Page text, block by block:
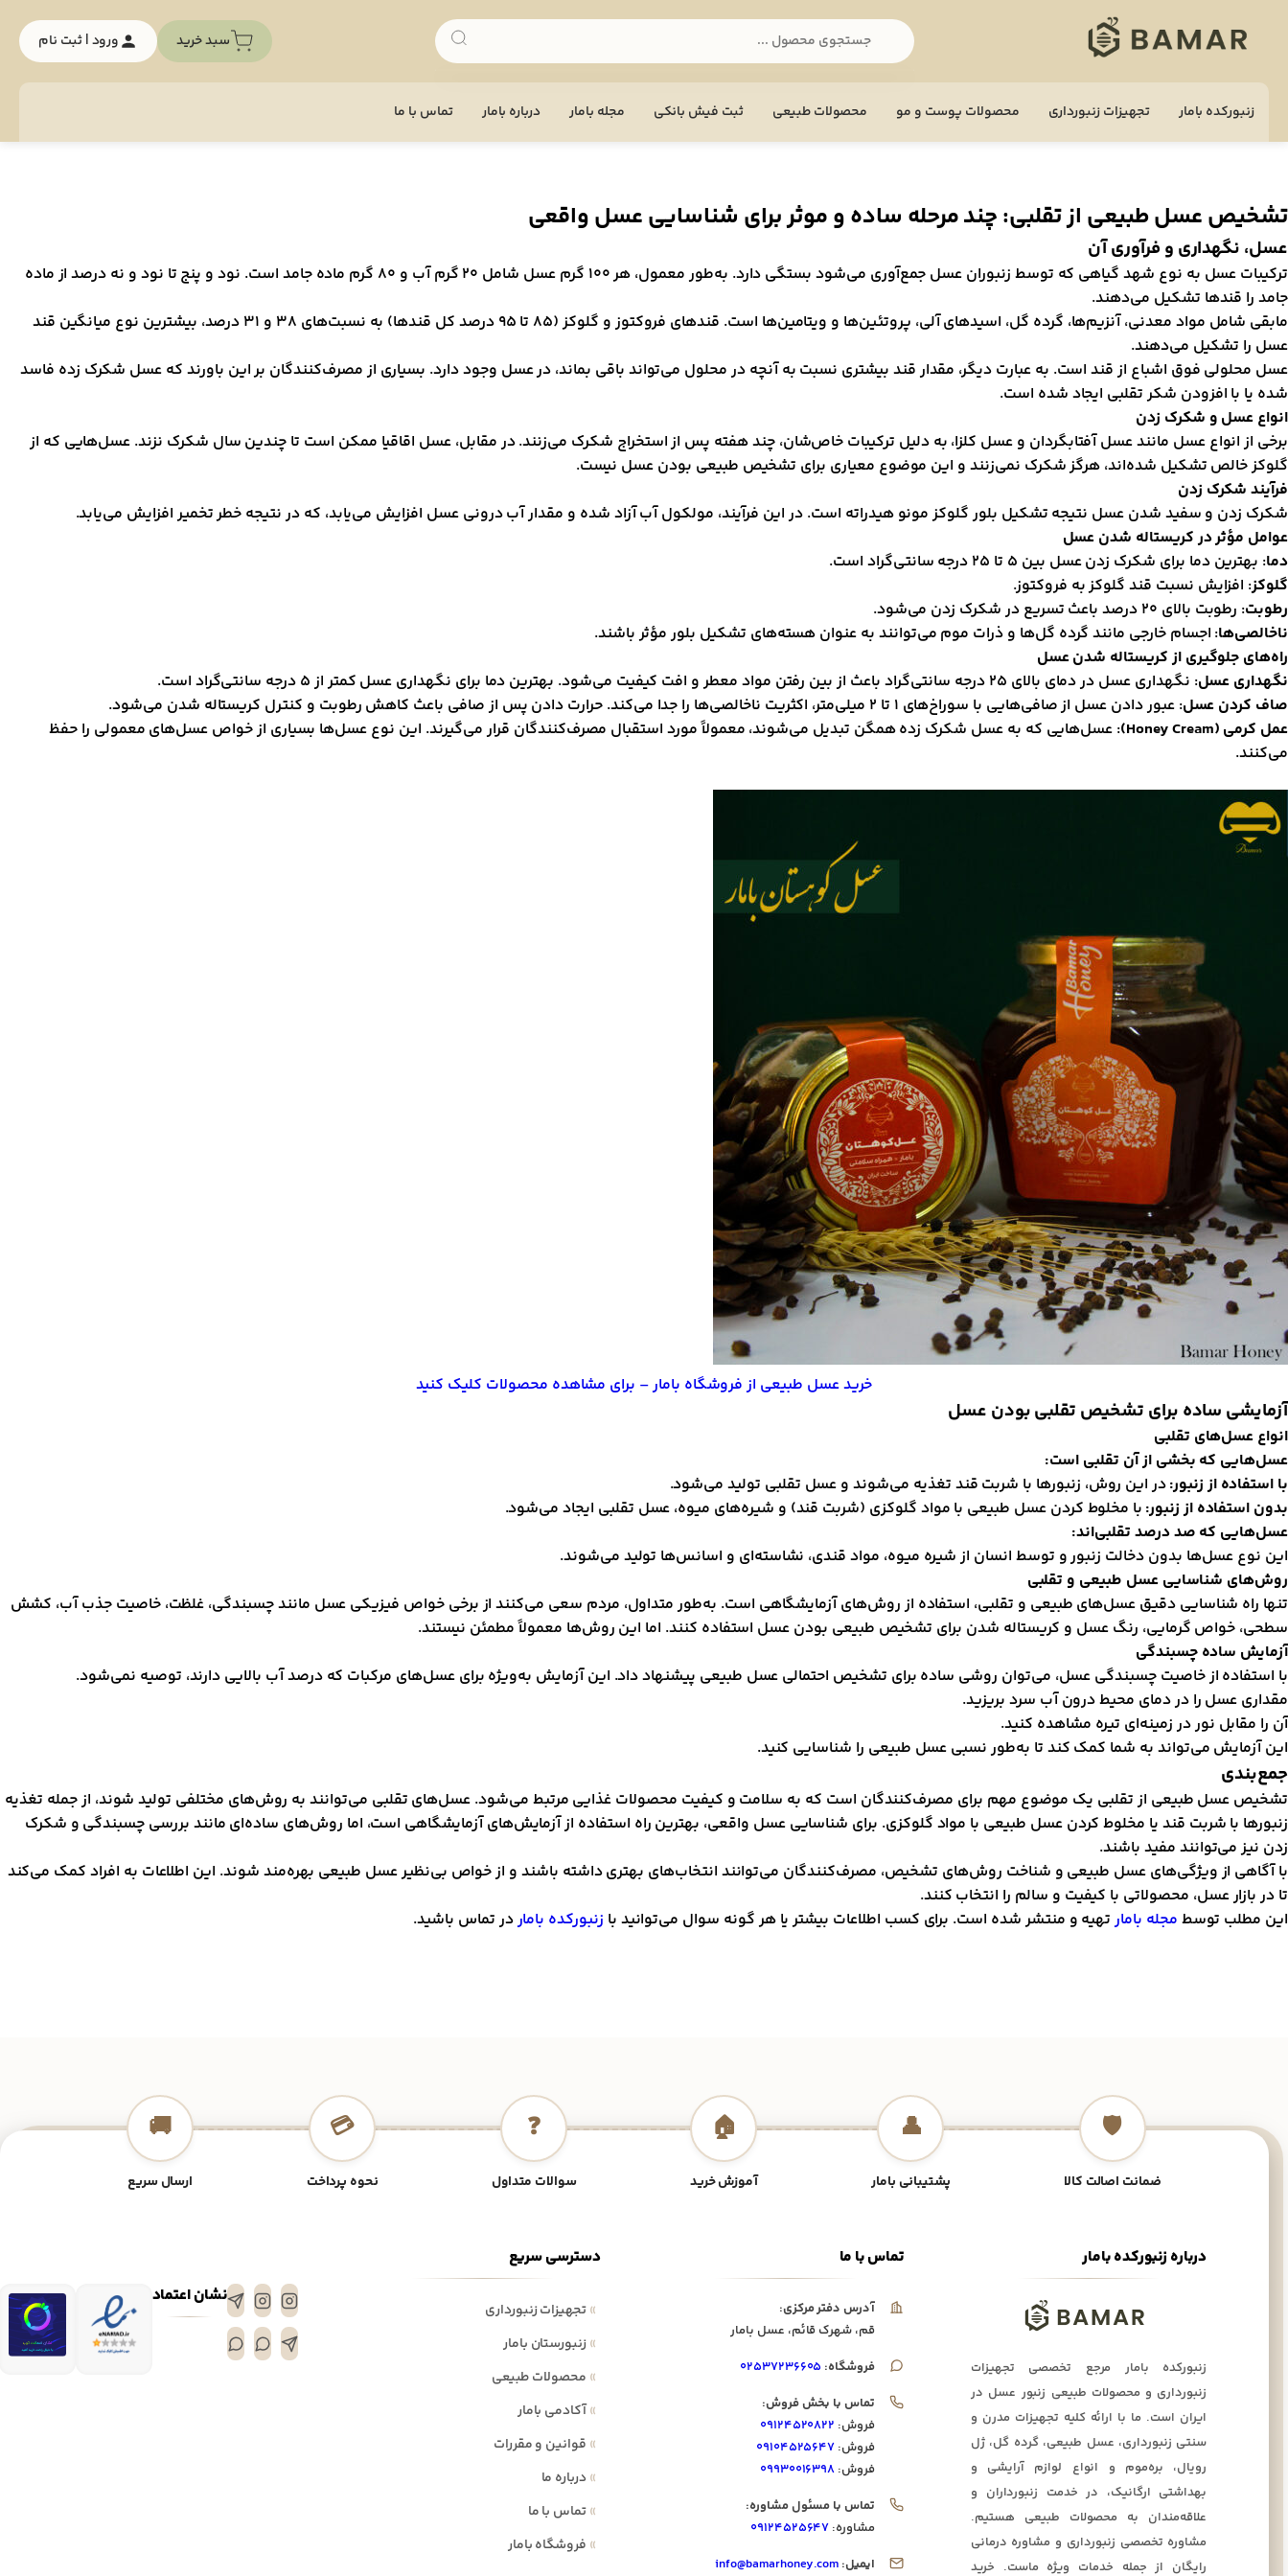
سبد خرید ورود | ثبت نام
زنبورکده بامار تجهيزات زنبورداری محصولات پوست و مو محصولات طبیعی ثبت فیش بانکی مجله بامار درباره بامار تماس با ما
تشخیص عسل طبیعی از تقلبی: چند مرحله ساده و موثر برای شناسایی عسل واقعی
عسل، نگهداری و فرآوری آن
ترکیبات عسل به نوع شهد گیاهی که توسط زنبوران عسل جمع‌آوری می‌شود بستگی دارد. به‌طور معمول، هر ۱۰۰ گرم عسل شامل ۲۰ گرم آب و ۸۰ گرم ماده جامد است. نود و پنج تا نود و نه درصد از ماده
جامد را قندها تشکیل می‌دهند.
مابقی شامل مواد معدنی، آنزیم‌ها، گرده گل، اسیدهای آلی، پروتئین‌ها و ویتامین‌ها است. قندهای فروکتوز و گلوکز (۸۵ تا ۹۵ درصد کل قندها) به نسبت‌های ۳۸ و ۳۱ درصد، بیشترین نوع میانگین قند
عسل را تشکیل می‌دهند.
عسل محلولی فوق اشباع از قند است. به عبارت دیگر، مقدار قند بیشتری نسبت به آنچه در محلول می‌تواند باقی بماند، در عسل وجود دارد. بسیاری از مصرف‌کنندگان بر این باورند که عسل شکرک زده فاسد
شده یا با افزودن شکر تقلبی ایجاد شده است.
انواع عسل و شکرک زدن
برخی از انواع عسل مانند عسل آفتابگردان و عسل کلزا، به دلیل ترکیبات خاص‌شان، چند هفته پس از استخراج شکرک می‌زنند. در مقابل، عسل اقاقیا ممکن است تا چندین سال شکرک نزند. عسل‌هایی که از
گلوکز خالص تشکیل شده‌اند، هرگز شکرک نمی‌زنند و این موضوع معیاری برای تشخیص طبیعی بودن عسل نیست.
فرآیند شکرک زدن
شکرک زدن و سفید شدن عسل نتیجه تشکیل بلور گلوکز مونو هیدراته است. در این فرآیند، مولکول آب آزاد شده و مقدار آب درونی عسل افزایش می‌یابد، که در نتیجه خطر تخمیر افزایش می‌یابد.
عوامل مؤثر در کریستاله شدن عسل
دما: بهترین دما برای شکرک زدن عسل بین ۵ تا ۲۵ درجه سانتی‌گراد است.
گلوکز: افزایش نسبت قند گلوکز به فروکتوز.
رطوبت: رطوبت بالای ۲۰ درصد باعث تسریع در شکرک زدن می‌شود.
ناخالصی‌ها: اجسام خارجی مانند گرده گل‌ها و ذرات موم می‌توانند به عنوان هسته‌های تشکیل بلور مؤثر باشند.
راه‌های جلوگیری از کریستاله شدن عسل
نگهداری عسل: نگهداری عسل در دمای بالای ۲۵ درجه سانتی‌گراد باعث از بین رفتن مواد معطر و افت کیفیت می‌شود. بهترین دما برای نگهداری عسل کمتر از ۵ درجه سانتی‌گراد است.
صاف کردن عسل: عبور دادن عسل از صافی‌هایی با سوراخ‌های ۱ تا ۲ میلی‌متر، اکثریت ناخالصی‌ها را جدا می‌کند. حرارت دادن پس از صافی باعث کاهش رطوبت و کنترل کریستاله شدن می‌شود.
عمل کرمی (Honey Cream)
: عسل‌هایی که به عسل شکرک زده همگن تبدیل می‌شوند، معمولاً مورد استقبال مصرف‌کنندگان قرار می‌گیرند. این نوع عسل‌ها بسیاری از خواص عسل‌های معمولی را حفظ
می‌کنند.
خرید عسل طبیعی از فروشگاه بامار – برای مشاهده محصولات کلیک کنید
آزمایشی ساده برای تشخیص تقلبی بودن عسل
انواع عسل‌های تقلبی
عسل‌هایی که بخشی از آن تقلبی است:
با استفاده از زنبور:در این روش، زنبورها با شربت قند تغذیه می‌شوند و عسل تقلبی تولید می‌شود.
بدون استفاده از زنبور: با مخلوط کردن عسل طبیعی با مواد گلوکزی (شربت قند) و شیره‌های میوه، عسل تقلبی ایجاد می‌شود.
عسل‌هایی که صد درصد تقلبی‌اند:
این نوع عسل‌ها بدون دخالت زنبور و توسط انسان از شیره میوه، مواد قندی، نشاسته‌ای و اسانس‌ها تولید می‌شوند.
روش‌های شناسایی عسل طبیعی و تقلبی
تنها راه شناسایی دقیق عسل‌های طبیعی و تقلبی، استفاده از روش‌های آزمایشگاهی است. به‌طور متداول، مردم سعی می‌کنند از برخی خواص فیزیکی عسل مانند چسبندگی، غلظت، خاصیت جذب آب، کشش
سطحی، خواص گرمایی، رنگ عسل و کریستاله شدن برای تشخیص طبیعی بودن عسل استفاده کنند. اما این روش‌ها معمولاً مطمئن نیستند.
آزمایش ساده چسبندگی
با استفاده از خاصیت چسبندگی عسل، می‌توان روشی ساده برای تشخیص احتمالی عسل طبیعی پیشنهاد داد. این آزمایش به‌ویژه برای عسل‌های مرکبات که درصد آب بالایی دارند، توصیه نمی‌شود.
مقداری عسل را در دمای محیط درون آب سرد بریزید.
آن را مقابل نور در زمینه‌ای تیره مشاهده کنید.
این آزمایش می‌تواند به شما کمک کند تا به‌طور نسبی عسل طبیعی را شناسایی کنید.
جمع‌بندی
تشخیص عسل طبیعی از تقلبی یک موضوع مهم برای مصرف‌کنندگان است که به سلامت و کیفیت محصولات غذایی مرتبط می‌شود. عسل‌های تقلبی می‌توانند به روش‌های مختلفی تولید شوند، از جمله تغذیه
زنبورها با شربت قند یا مخلوط کردن عسل طبیعی با مواد گلوکزی. برای شناسایی عسل واقعی، بهترین راه استفاده از آزمایش‌های آزمایشگاهی است، اما روش‌های ساده‌ای مانند بررسی چسبندگی و شکرک
زدن نیز می‌توانند مفید باشند.
با آگاهی از ویژگی‌های عسل طبیعی و شناخت روش‌های تشخیص، مصرف‌کنندگان می‌توانند انتخاب‌های بهتری داشته باشند و از خواص بی‌نظیر عسل طبیعی بهره‌مند شوند. این اطلاعات به افراد کمک می‌کند
تا در بازار عسل، محصولاتی با کیفیت و سالم را انتخاب کنند.
این مطلب توسط مجله بامارتهیه و منتشر شده است. برای کسب اطلاعات بیشتر یا هر گونه سوال می‌توانید با زنبورکده باماردر تماس باشید.
🛡️
ضمانت اصالت کالا
👤
پشتیبانی بامار
🏠
آموزش خرید
❓
سوالات متداول
💳
نحوه پرداخت
🚚
ارسال سریع
نشان اعتماد
دسترسی سریع
»تجهیزات زنبورداری
»زنبورستان بامار
» محصولات طبیعی
»آکادمی بامار
» قوانین و مقررات
» درباره ما
»تماس با ما
» فروشگاه بامار
تماس با ما
آدرس دفتر مرکزی:
قم، شهرک قائم، عسل بامار
فروشگاه: ۰۲۵۳۷۲۳۶۶۰۵
تماس با بخش فروش:
فروش: ۰۹۱۲۴۵۲۰۸۲۲
فروش: ۰۹۱۰۴۵۲۵۶۴۷
فروش: ۰۹۹۳۰۰۱۶۳۹۸
تماس با مسئول مشاوره:
مشاوره: ۰۹۱۲۴۵۲۵۶۴۷
ایمیل: info@bamarhoney.com
درباره زنبورکده بامار
زنبورکده بامار مرجع تخصصی تجهیزات
زنبورداری و محصولات طبیعی زنبور عسل در
ایران است. ما با ارائه کلیه تجهیزات مدرن و
سنتی زنبورداری، عسل طبیعی، گرده گل، ژل
رویال، بره‌موم و انواع لوازم آرایشی و
بهداشتی ارگانیک، در خدمت زنبورداران و
علاقه‌مندان به محصولات طبیعی هستیم.
مشاوره تخصصی زنبورداری و مشاوره درمانی
رایگان از جمله خدمات ویژه ماست. خرید